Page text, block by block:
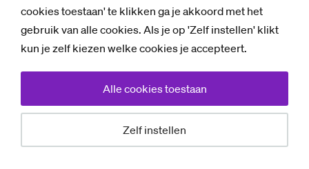
cookies toestaan' te klikken ga je akkoord met het
gebruik van alle cookies. Als je op 'Zelf instellen' klikt
kun je zelf kiezen welke cookies je accepteert.
Zelf instellen
Alle cookies toestaan